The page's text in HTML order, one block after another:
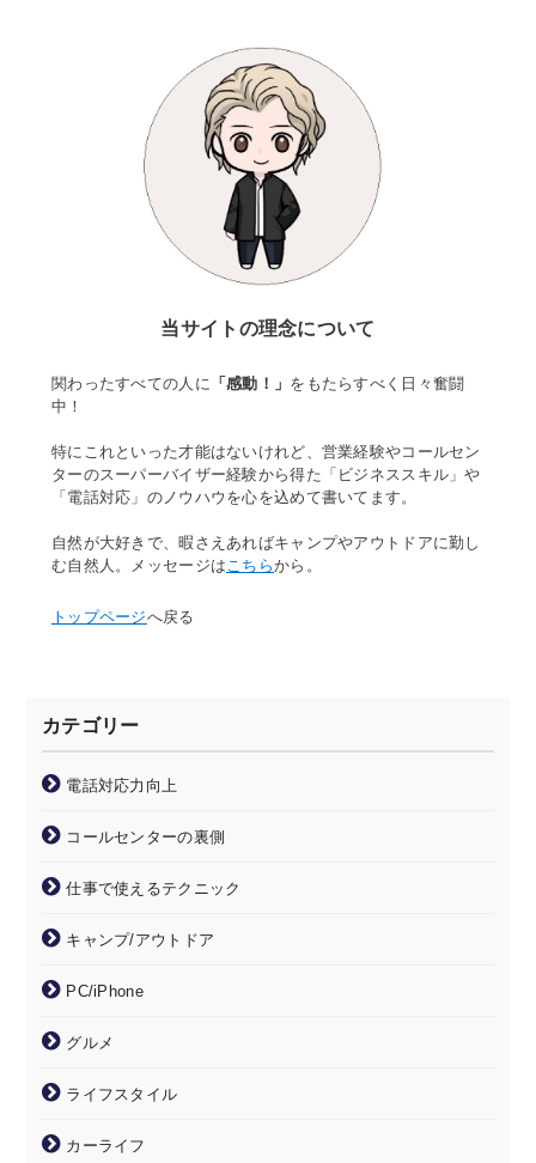
当サイトの理念について
関わったすべての人に 「感動！」 をもたらすべく日々奮闘
中！
特にこれといった才能はないけれど、営業経験やコールセン
ターのスーパーバイザー経験から得た「ビジネススキル」や
「電話対応」のノウハウを心を込めて書いてます。
自然が大好きで、暇さえあればキャンプやアウトドアに勤し
む自然人。メッセージは こちらから。
トップページへ戻る
カテゴリー
電話対応力向上
コールセンターの裏側
仕事で使えるテクニック
キャンプ/アウトドア
PC/iPhone
グルメ
ライフスタイル
カーライフ